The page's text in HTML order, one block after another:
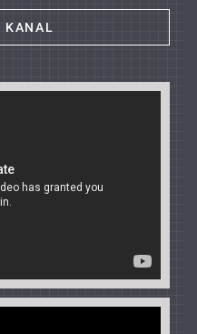
KANAL